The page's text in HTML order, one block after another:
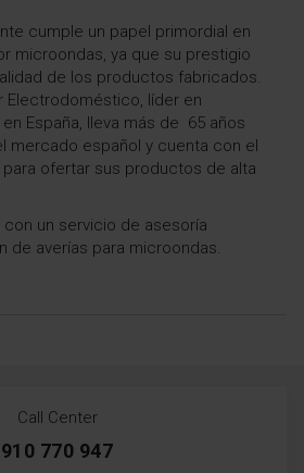
cumple un papel primordial en
microondas, ya que su prestigio
de los productos fabricados.
Electrodoméstico, líder en
España, lleva más de 65 años
mercado español y cuenta con el
ofertar sus productos de alta
un servicio de asesoría
de averías para microondas.
Call Center
910 770 947